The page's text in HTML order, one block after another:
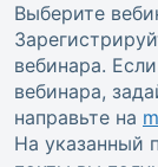
Выберите
вебинара.
вебинара,
направьте на
На указанный